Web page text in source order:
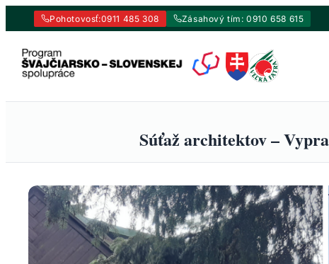
Pohotovosť:0911 485 308 Zásahový tím: 0910 658 615
obsah
Súťaž architektov –